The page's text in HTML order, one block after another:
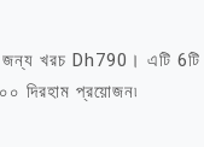
জন্য খরচ Dh790। এটি 6টি
দিরহাম প্রয়োজন৷